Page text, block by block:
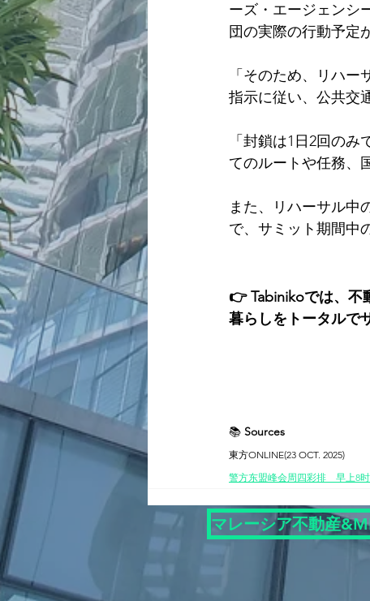
ーズ・エージェンシ
団の実際の行動予定
「そのため、リハ
指示に従い、公共交
「封鎖は1日2回の
てのルートや任務、
また、リハーサル中
で、サミット期間中
👉 Tabinikoでは、不
暮らしをトータルで
📚 Sources
東方ONLINE(23 OCT. 2025)
警方东盟峰会周四彩排　早上8
マレーシア不動産